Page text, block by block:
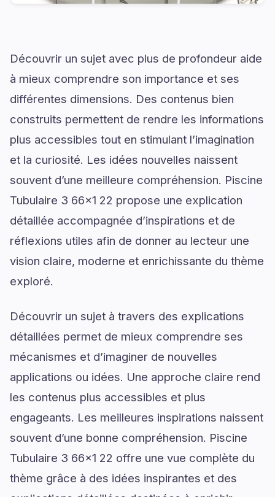
Découvrir un sujet avec plus de profondeur aide
à mieux comprendre son importance et ses
différentes dimensions. Des contenus bien
construits permettent de rendre les informations
plus accessibles tout en stimulant l’imagination
et la curiosité. Les idées nouvelles naissent
souvent d’une meilleure compréhension. Piscine
Tubulaire 3 66x1 22 propose une explication
détaillée accompagnée d’inspirations et de
réflexions utiles afin de donner au lecteur une
vision claire, moderne et enrichissante du thème
exploré.
Découvrir un sujet à travers des explications
détaillées permet de mieux comprendre ses
mécanismes et d’imaginer de nouvelles
applications ou idées. Une approche claire rend
les contenus plus accessibles et plus
engageants. Les meilleures inspirations naissent
souvent d’une bonne compréhension. Piscine
Tubulaire 3 66x1 22 offre une vue complète du
thème grâce à des idées inspirantes et des